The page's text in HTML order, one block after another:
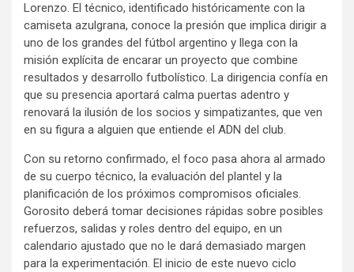
Lorenzo. El técnico, identificado históricamente con la
camiseta azulgrana, conoce la presión que implica dirigir a
uno de los grandes del fútbol argentino y llega con la
misión explícita de encarar un proyecto que combine
resultados y desarrollo futbolístico. La dirigencia confía en
que su presencia aportará calma puertas adentro y
renovará la ilusión de los socios y simpatizantes, que ven
en su figura a alguien que entiende el ADN del club.
Con su retorno confirmado, el foco pasa ahora al armado
de su cuerpo técnico, la evaluación del plantel y la
planificación de los próximos compromisos oficiales.
Gorosito deberá tomar decisiones rápidas sobre posibles
refuerzos, salidas y roles dentro del equipo, en un
calendario ajustado que no le dará demasiado margen
para la experimentación. El inicio de este nuevo ciclo